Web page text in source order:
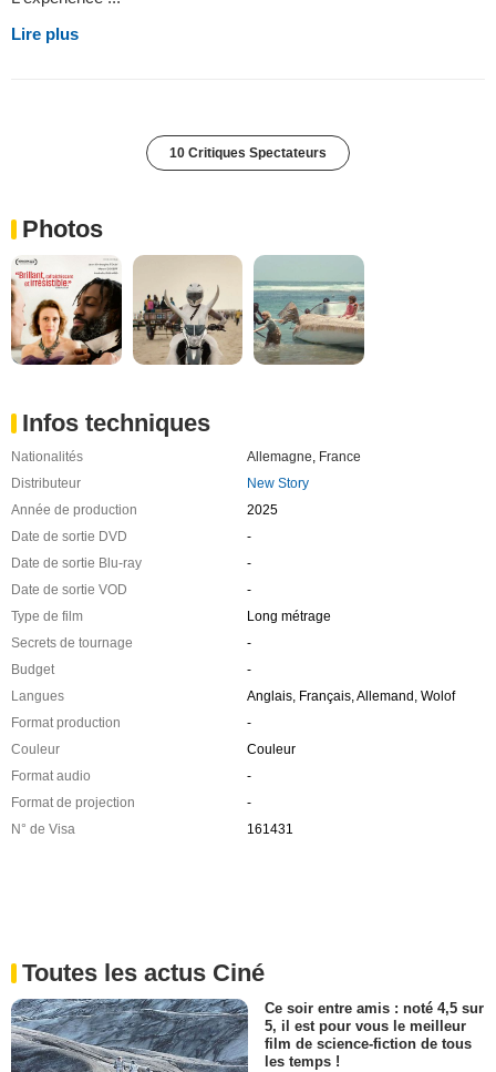
Lire plus
10 Critiques Spectateurs
Photos
Infos techniques
Nationalités Allemagne, France
Distributeur
New Story
Année de production
2025
Date de sortie DVD
-
Date de sortie Blu-ray
-
Date de sortie VOD
-
Type de film
Long métrage
Secrets de tournage
-
Budget
-
Langues
Anglais, Français, Allemand, Wolof
Format production
-
Couleur
Couleur
Format audio
-
Format de projection
-
N° de Visa
161431
Toutes les actus Ciné
Ce soir entre amis : noté 4,5 sur
5, il est pour vous le meilleur
film de science-fiction de tous
les temps !